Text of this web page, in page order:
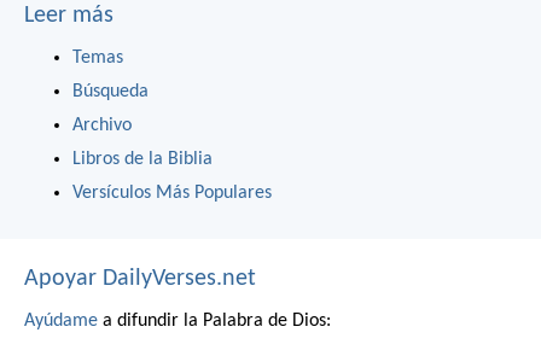
Leer más
Temas
Búsqueda
Archivo
Libros de la Biblia
Versículos Más Populares
Apoyar DailyVerses.net
Ayúdame a difundir la Palabra de Dios: